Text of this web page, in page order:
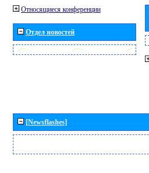
Относящиеся конференции
Отдел новостей
[Newsflashes]